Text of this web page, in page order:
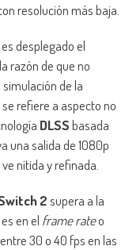
resolución más baja.
desplegado el
razón de que no
de la
refiere a aspecto no
DLSSbasada
una salida de 1080p
nítida y refinada.
2supera a la
en el frame rateo
30 o 40 fps en las